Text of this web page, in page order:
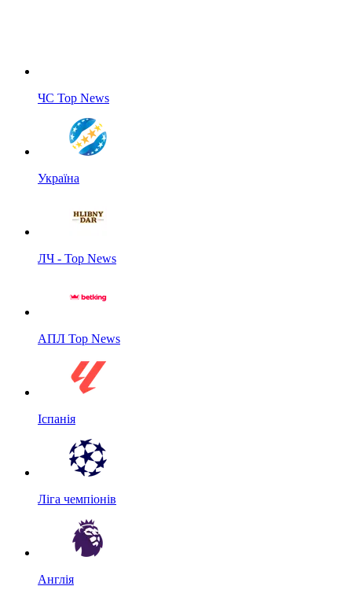
ЧС Top News
Україна
ЛЧ - Top News
АПЛ Top News
Іспанія
Ліга чемпіонів
Англія